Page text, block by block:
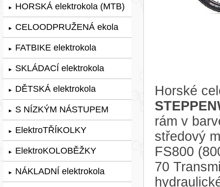
► HORSKÁ elektrokola (MTB)
► CELOODPRUŽENÁ ekola
► FATBIKE elektrokola
► SKLÁDACÍ elektrokola
► DĚTSKÁ elektrokola
► S NÍZKÝM NÁSTUPEM
► ElektroTŘÍKOLKY
► ElektroKOLOBĚŽKY
► NÁKLADNÍ elektrokola
Horské
rám v
středový
FS800
70